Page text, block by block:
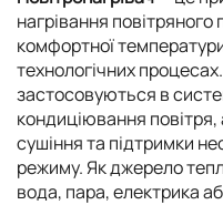
нагрівання
комфортної
технологічних
застосовуються в
кондиціювання
сушіння та підтримки
режиму. Як джерело
вода, пара, електрика